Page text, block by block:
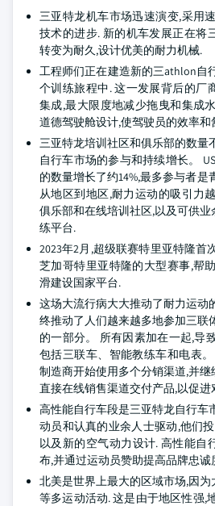
三亚特龙机车市场迅速演变,采用
技术的进步. 新的机车发展正在将
转变为耐久,设计优美的耐力机械.
工程师们正在建造新的三athlon自
个训练旅程中. 这一发展背后的厂
集成,最大限度地减少拖曳和集成
道德驾驶舱设计,使驾驶员的效率和
三亚特龙培训社区和俱乐部的数量
自行车市场的参与和持续增长。
的数量增长了约14%,最多参与者
从地区到地区,耐力运动的吸引力
俱乐部和在线培训社区,以及可供
练平台.
2023年2月,超级联赛特里亚特隆首
芝加哥特里亚特隆的大型赛事,帮
滑建设国家平台.
这场大流行病大大推动了耐力运动
终推动了人们越来越多地参加三联
的一部分。 所有因素加在一起,导
包括三联车、智能教练车和电表
制造商开始使用多个分销渠道,并
直接在线销售渠道交付产品,以促进
高性能自行车段是三亚特龙自行车
动员和认真的业余人士驱动,他们
以及新的空气动力设计. 高性能自
布,并通过运动员赞助提高品牌忠
北美是世界上最大的区域市场,因
等多运动活动. 这是由于地区性强,